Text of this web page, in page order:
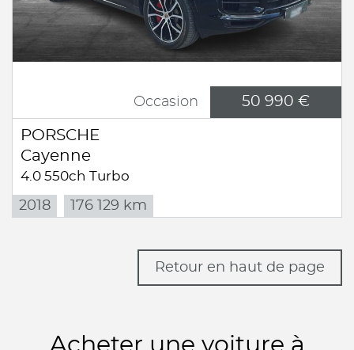
Occasion 50 990 €
PORSCHE
Cayenne
4.0 550ch Turbo
2018 176 129 km
Retour en haut de page
Acheter une voiture à